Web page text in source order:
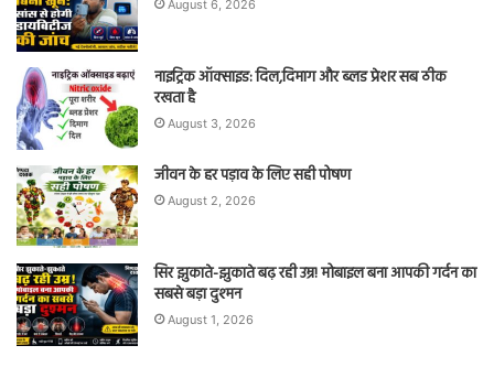
August 6, 2026
नाइट्रिक ऑक्साइड: दिल,दिमाग और ब्लड प्रेशर सब ठीक
रखता है
August 3, 2026
जीवन के हर पड़ाव के लिए सही पोषण
August 2, 2026
सिर झुकाते-झुकाते बढ़ रही उम्र! मोबाइल बना आपकी गर्दन का
सबसे बड़ा दुश्मन
August 1, 2026